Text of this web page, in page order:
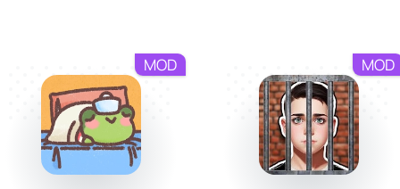
MOD MOD